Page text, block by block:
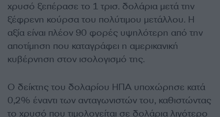
χρυσό ξεπέρασε το 1 τρισ. δολάρια μετά την
ξέφρενη κούρσα του πολύτιμου μετάλλου. Η
αξία είναι πλέον 90 φορές υψηλότερη από την
αποτίμηση που καταγράφει η αμερικανική
κυβέρνηση στον ισολογισμό της.
Ο δείκτης του δολαρίου ΗΠΑ υποχώρησε κατά
0,2% έναντι των ανταγωνιστών του, καθιστώντας
το χρυσό που τιμολογείται σε δολάρια λιγότερο